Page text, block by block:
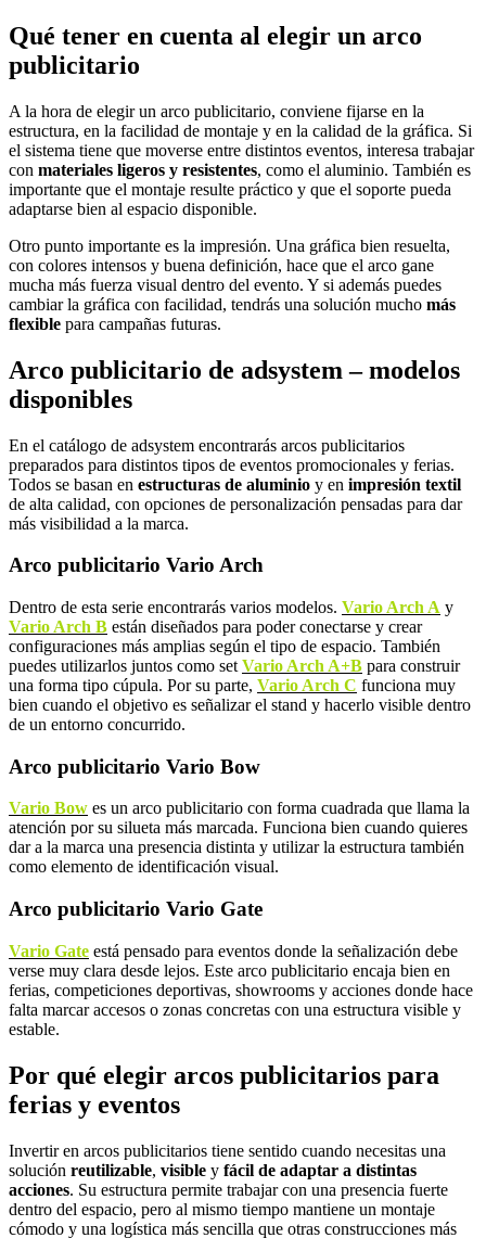
Qué tener en cuenta al elegir un arco
publicitario
A la hora de elegir un arco publicitario, conviene fijarse en la
estructura, en la facilidad de montaje y en la calidad de la gráfica. Si
el sistema tiene que moverse entre distintos eventos, interesa trabajar
con materiales ligeros y resistentes, como el aluminio. También es
importante que el montaje resulte práctico y que el soporte pueda
adaptarse bien al espacio disponible.
Otro punto importante es la impresión. Una gráfica bien resuelta,
con colores intensos y buena definición, hace que el arco gane
mucha más fuerza visual dentro del evento. Y si además puedes
cambiar la gráfica con facilidad, tendrás una solución mucho más
flexible para campañas futuras.
Arco publicitario de adsystem – modelos
disponibles
En el catálogo de adsystem encontrarás arcos publicitarios
preparados para distintos tipos de eventos promocionales y ferias.
Todos se basan en estructuras de aluminio y en impresión textil
de alta calidad, con opciones de personalización pensadas para dar
más visibilidad a la marca.
Arco publicitario Vario Arch
Dentro de esta serie encontrarás varios modelos. Vario Arch A y
Vario Arch B están diseñados para poder conectarse y crear
configuraciones más amplias según el tipo de espacio. También
puedes utilizarlos juntos como set Vario Arch A+B para construir
una forma tipo cúpula. Por su parte, Vario Arch C funciona muy
bien cuando el objetivo es señalizar el stand y hacerlo visible dentro
de un entorno concurrido.
Arco publicitario Vario Bow
Vario Bow es un arco publicitario con forma cuadrada que llama la
atención por su silueta más marcada. Funciona bien cuando quieres
dar a la marca una presencia distinta y utilizar la estructura también
como elemento de identificación visual.
Arco publicitario Vario Gate
Vario Gate está pensado para eventos donde la señalización debe
verse muy clara desde lejos. Este arco publicitario encaja bien en
ferias, competiciones deportivas, showrooms y acciones donde hace
falta marcar accesos o zonas concretas con una estructura visible y
estable.
Por qué elegir arcos publicitarios para
ferias y eventos
Invertir en arcos publicitarios tiene sentido cuando necesitas una
solución reutilizable, visible y fácil de adaptar a distintas
acciones. Su estructura permite trabajar con una presencia fuerte
dentro del espacio, pero al mismo tiempo mantiene un montaje
cómodo y una logística más sencilla que otras construcciones más